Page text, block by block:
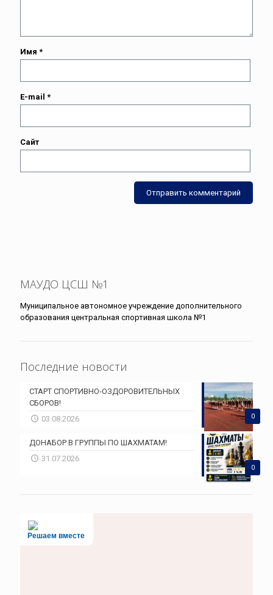
Имя *
E-mail *
Сайт
МАУДО ЦСШ №1
Муниципальное автономное учреждение дополнительного
образования центральная спортивная школа №1
Последние новости
0
СТАРТ СПОРТИВНО-ОЗДОРОВИТЕЛЬНЫХ
СБОРОВ!
03.08.2026
0
ДОНАБОР В ГРУППЫ ПО ШАХМАТАМ!
31.07.2026
Решаем вместе